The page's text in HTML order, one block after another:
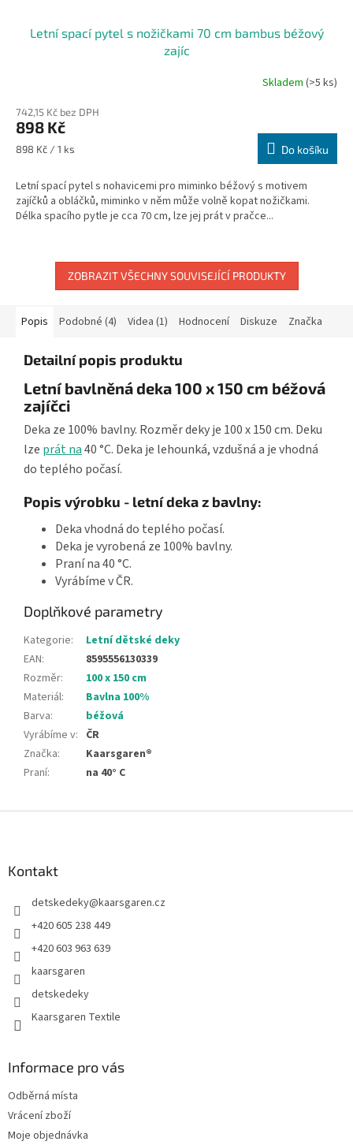
Letní spací pytel s nožičkami 70 cm bambus béžový
zajíc
produktu
je
5,0
hvězdiček.
Skladem(>5 ks)
742,15 Kč bez DPH
898 Kč
Měrná
898 Kč / 1 ks Do košíku
Letní spací pytel s nohavicemi pro miminko béžový s motivem
zajíčků a obláčků, miminko v něm může volně kopat nožičkami.
Délka spacího pytle je cca 70 cm, lze jej prát v pračce...
ZOBRAZIT VŠECHNY SOUVISEJÍCÍ PRODUKTY
Popis Podobné (4) Videa (1) Hodnocení Diskuze Značka
Detailní popis produktu
Letní bavlněná deka 100 x 150 cm béžová
zajíčci
Deka ze 100% bavlny. Rozměr deky je 100 x 150 cm. Deku
lze prát na40 °C. Deka je lehounká, vzdušná a je vhodná
do teplého počasí.
Popis výrobku - letní deka z bavlny:
Deka vhodná do teplého počasí.
Deka je vyrobená ze 100% bavlny.
Praní na 40 °C.
Vyrábíme v ČR.
Doplňkové parametry
Kategorie:
Letní dětské deky
EAN:
8595556130339
Rozměr:
100 x 150 cm
Materiál:
Bavlna 100%
Barva:
béžová
Vyrábíme v: ČR
Značka:
Kaarsgaren®
Praní: na 40° C
Kontakt
detskedeky@kaarsgaren.cz
+420 605 238 449
+420 603 963 639
kaarsgaren
detskedeky
Kaarsgaren Textile
Informace pro vás
Odběrná místa
Vrácení zboží
Moje objednávka